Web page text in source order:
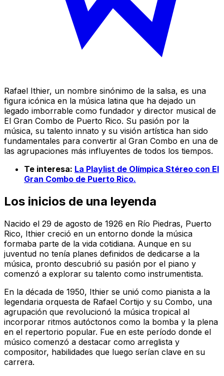
Rafael Ithier, un nombre sinónimo de la salsa, es una
figura icónica en la música latina que ha dejado un
legado imborrable como fundador y director musical de
El Gran Combo de Puerto Rico. Su pasión por la
música, su talento innato y su visión artística han sido
fundamentales para convertir al Gran Combo en una de
las agrupaciones más influyentes de todos los tiempos.
Te interesa: La Playlist de Olímpica Stéreo con El
Gran Combo de Puerto Rico.
Los inicios de una leyenda
Nacido el 29 de agosto de 1926 en Río Piedras, Puerto
Rico, Ithier creció en un entorno donde la música
formaba parte de la vida cotidiana. Aunque en su
juventud no tenía planes definidos de dedicarse a la
música, pronto descubrió su pasión por el piano y
comenzó a explorar su talento como instrumentista.
En la década de 1950, Ithier se unió como pianista a la
legendaria orquesta de Rafael Cortijo y su Combo, una
agrupación que revolucionó la música tropical al
incorporar ritmos autóctonos como la bomba y la plena
en el repertorio popular. Fue en este período donde el
músico comenzó a destacar como arreglista y
compositor, habilidades que luego serían clave en su
carrera.